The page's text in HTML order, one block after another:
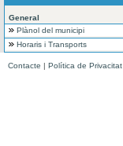
General
Plànol del municipi
Horaris i Transports
Contacte | Política de Privacitat